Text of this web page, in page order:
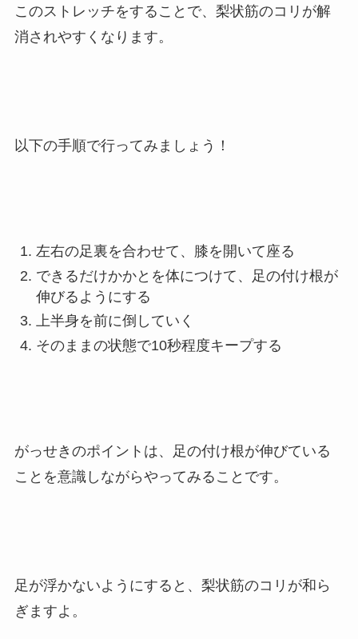
このストレッチをすることで、梨状筋のコリが解
消されやすくなります。
以下の手順で行ってみましょう！
左右の足裏を合わせて、膝を開いて座る
できるだけかかとを体につけて、足の付け根が
伸びるようにする
上半身を前に倒していく
そのままの状態で10秒程度キープする
がっせきのポイントは、足の付け根が伸びている
ことを意識しながらやってみることです。
足が浮かないようにすると、梨状筋のコリが和ら
ぎますよ。